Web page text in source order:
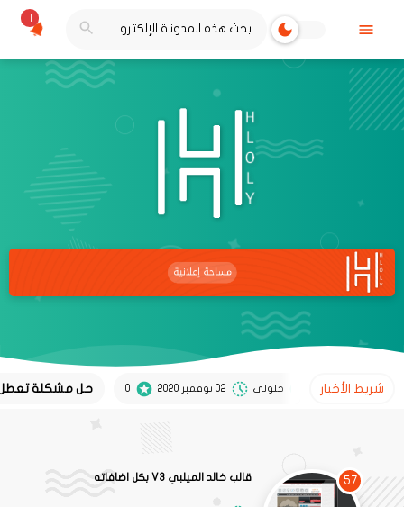
1
شريط الأخبارحلولي 02 نوفمبر 2020 0 حل مشكلة تعطل لوحة
57 قالب خالد الميلبي V3 بكل اضافاته